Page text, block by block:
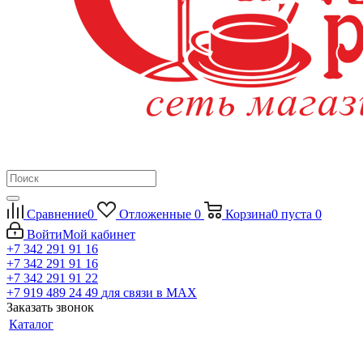
Сравнение0 Отложенные 0 Корзина0 пуста 0
ВойтиМой кабинет
+7 342 291 91 16
+7 342 291 91 16
+7 342 291 91 22
+7 919 489 24 49 для связи в МАХ
Заказать звонок
Каталог